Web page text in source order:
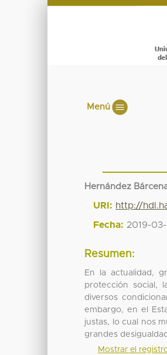
Menú
Hernández
URI: http://
Fecha: 2019-
Resumen:
En la actualidad,
protección social,
diversos
embargo, en el
justas, lo cual nos
grandes
Mostrar el